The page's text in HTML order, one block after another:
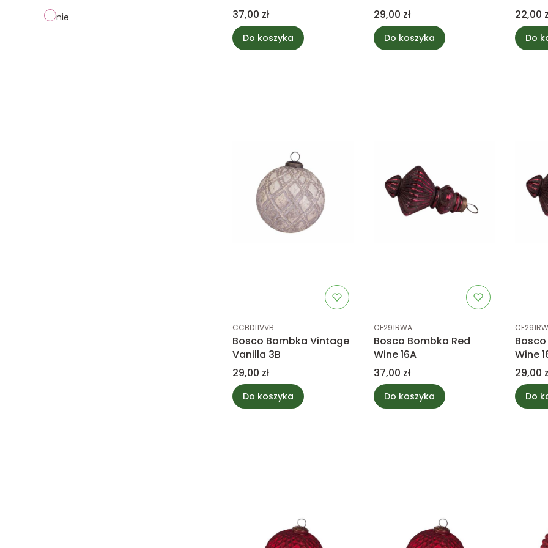
nie
Cena
37,00 zł
Do koszyka
Cena
29,00 zł
Do koszyka
Cena
22,00
Do
Kod produktu
CCBD11VVB
Bosco Bombka Vintage
Vanilla 3B
Cena
29,00 zł
Do koszyka
Kod produktu
CE291RWA
Bosco Bombka Red
Wine 16A
Cena
37,00 zł
Do koszyka
Kod
Wine
Cena
29,00
Do